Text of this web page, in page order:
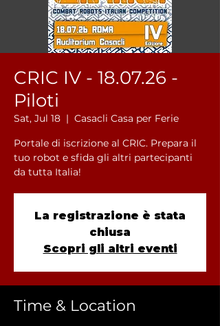
CRIC IV - 18.07.26 -
Piloti
Sat, Jul 18
  |
Casacli Casa per Ferie
Portale di iscrizione al CRIC. Prepara il
tuo robot e sfida gli altri partecipanti
da tutta Italia!
La registrazione è stata
chiusa
Scopri gli altri eventi
Time & Location